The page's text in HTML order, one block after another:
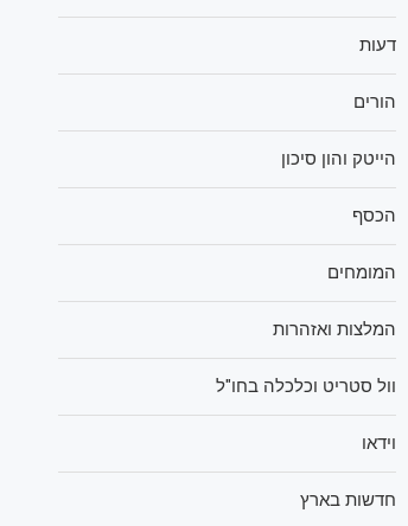
דעות
הורים
הייטק והון סיכון
הכסף
המומחים
המלצות ואזהרות
וול סטריט וכלכלה בחו"ל
וידאו
חדשות בארץ